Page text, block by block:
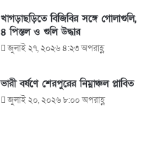
খাগড়াছড়িতে বিজিবির সঙ্গে গোলাগুলি,
৪ পিস্তল ও গুলি উদ্ধার
জুলাই ২৭, ২০২৬ ৪:২৩ অপরাহ্ণ
ভারী বর্ষণে শেরপুরের নিম্নাঞ্চল প্লাবিত
জুলাই ২০, ২০২৬ ৮:০০ অপরাহ্ণ